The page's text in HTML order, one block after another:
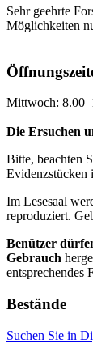
Sehr geehrte
Möglichkeiten
Mittwoch:
Die Ersuchen
Bitte, beachten
Evidenzstücken
Im Lesesaal
reproduziert.
Benützer
Gebrauch
entsprechendes
Bestände
Suchen Sie in